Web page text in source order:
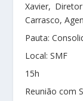
Xavier,
Carrasco,
Pauta:
Local: SMF
15h
Reunião com